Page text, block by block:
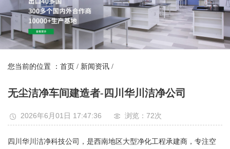
您当前的位置 ： 首页 / 新闻资讯 /
无尘洁净车间建造者-四川华川洁净公司
2026年6月01日 17:47:36 浏览：72次
四川华川洁净科技公司，是西南地区大型净化工程承建商，专注空